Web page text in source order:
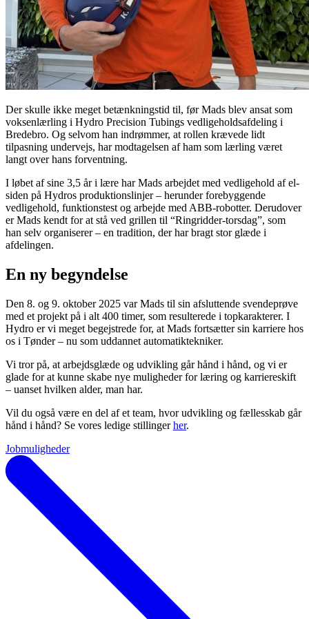
Der skulle ikke meget betænkningstid til, før Mads blev ansat som
voksenlærling i Hydro Precision Tubings vedligeholdsafdeling i
Bredebro. Og selvom han indrømmer, at rollen krævede lidt
tilpasning undervejs, har modtagelsen af ham som lærling været
langt over hans forventning.
I løbet af sine 3,5 år i lære har Mads arbejdet med vedligehold af el-
siden på Hydros produktionslinjer – herunder forebyggende
vedligehold, funktionstest og arbejde med ABB-robotter. Derudover
er Mads kendt for at stå ved grillen til “Ringridder-torsdag”, som
han selv organiserer – en tradition, der har bragt stor glæde i
afdelingen.
En ny begyndelse
Den 8. og 9. oktober 2025 var Mads til sin afsluttende svendeprøve
med et projekt på i alt 400 timer, som resulterede i topkarakterer. I
Hydro er vi meget begejstrede for, at Mads fortsætter sin karriere hos
os i Tønder – nu som uddannet automatiktekniker.
Vi tror på, at arbejdsglæde og udvikling går hånd i hånd, og vi er
glade for at kunne skabe nye muligheder for læring og karriereskift
– uanset hvilken alder, man har.
Vil du også være en del af et team, hvor udvikling og fællesskab går
hånd i hånd? Se vores ledige stillingerher.
Jobmuligheder